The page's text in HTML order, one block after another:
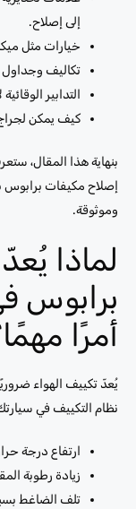
إلى إصلاح.
خيارات مثل
تكاليف وجداول
التدابير
كيف يمكن
بنهاية هذا المقال،
إصلاح مكيفات
وموثوقة.
لماذا
برابوس
أمرًا
يُعدّ تكييف الهواء
نظام التكييف في
ارتفاع درجة
زيادة رطوبة
تلف الضاغط